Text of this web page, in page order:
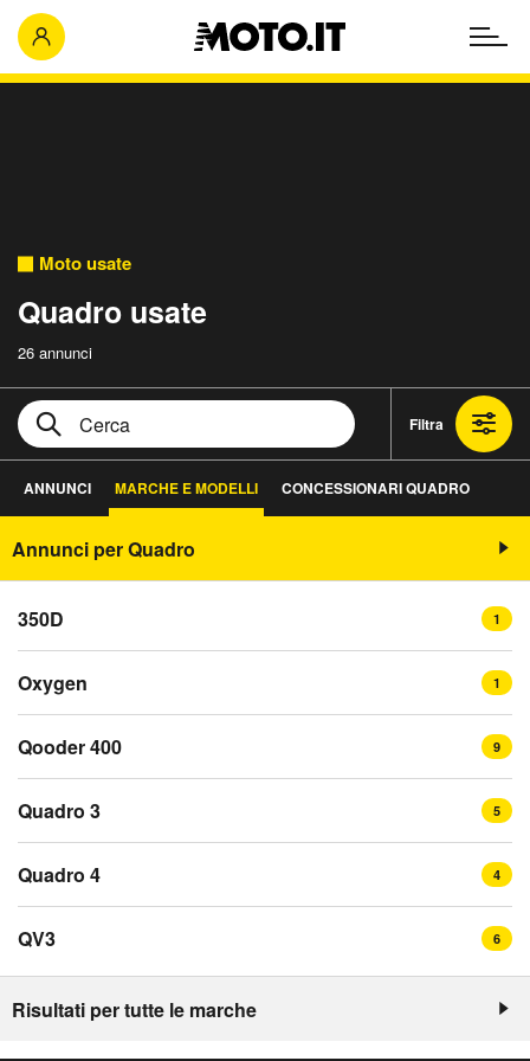
Moto usate
Quadro usate
26 annunci
Filtra
ANNUNCI MARCHE E MODELLI CONCESSIONARI QUADRO
Annunci per Quadro
350D 1
Oxygen 1
Qooder 400 9
Quadro 3 5
Quadro 4 4
QV3 6
Risultati per tutte le marche